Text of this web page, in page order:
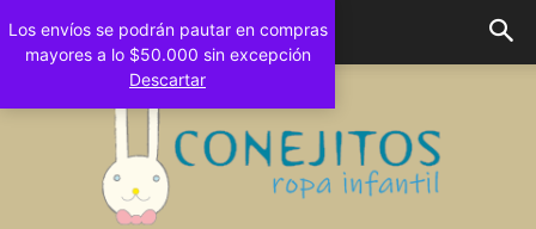
Los envíos se podrán pautar en compras
mayores a lo $50.000 sin excepción
Descartar